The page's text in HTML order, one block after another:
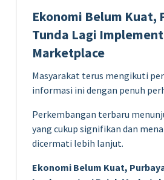
Ekonomi Belum Kuat,
Tunda Lagi
Marketplace
Masyarakat terus mengikuti
informasi ini dengan penuh
Perkembangan terbaru
yang cukup signifikan dan
dicermati lebih lanjut.
Ekonomi Belum Kuat,